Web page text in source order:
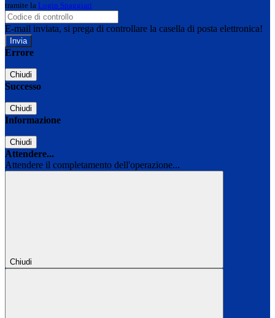
tramite la Login Spaggiari
E-mail inviata, si prega di controllare la casella di posta elettronica!
Errore
Chiudi
Successo
Chiudi
Informazione
Chiudi
Attendere...
Attendere il completamento dell'operazione...
Chiudi